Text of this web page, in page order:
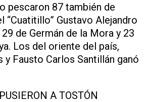
pescaron 87 también de
“Cuatitillo” Gustavo Alejandro
de Germán de la Mora y 23
Los del oriente del país,
y Fausto Carlos Santillán ganó
A TOSTÓN